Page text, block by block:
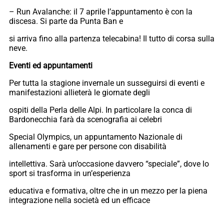
– Run Avalanche: il 7 aprile l’appuntamento è con la
discesa. Si parte da Punta Ban e
si arriva fino alla partenza telecabina! Il tutto di corsa sulla
neve.
Eventi ed appuntamenti
Per tutta la stagione invernale un susseguirsi di eventi e
manifestazioni allieterà le giornate degli
ospiti della Perla delle Alpi. In particolare la conca di
Bardonecchia farà da scenografia ai celebri
Special Olympics, un appuntamento Nazionale di
allenamenti e gare per persone con disabilità
intellettiva. Sarà un’occasione davvero “speciale”, dove lo
sport si trasforma in un’esperienza
educativa e formativa, oltre che in un mezzo per la piena
integrazione nella società ed un efficace